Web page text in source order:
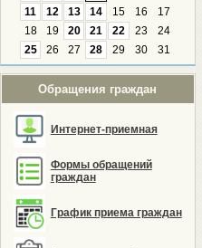
11
12 13 14 15 16
17
18
19 20 21 22 23
24
25
26 27 28 29 30 31
Обращения граждан
Интернет-приемная
Формы обращений
граждан
График приема граждан